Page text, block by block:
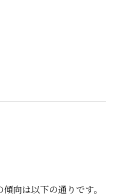
向は以下の通りです。